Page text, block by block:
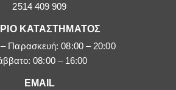
2514 409 909
ΚΑΤΑΣΤΗΜΑΤΟΣ
Παρασκευή: 08:00 – 20:00
08:00 – 16:00
EMAIL